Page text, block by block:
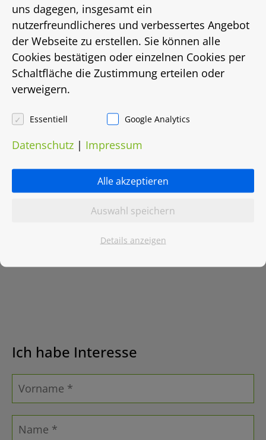
Energieausweistyp
bis
Energiebedarf in Kwh/(m²/a)
147
Energieträger
Fernwärme
Ich habe Interesse
uns dagegen, insgesamt ein
nutzerfreundlicheres und verbessertes Angebot
der Webseite zu erstellen. Sie können alle
Cookies bestätigen oder einzelnen Cookies per
Schaltfläche die Zustimmung erteilen oder
verweigern.
Essentiell Google Analytics
Datenschutz | Impressum
Alle akzeptieren
Auswahl speichern
Details anzeigen